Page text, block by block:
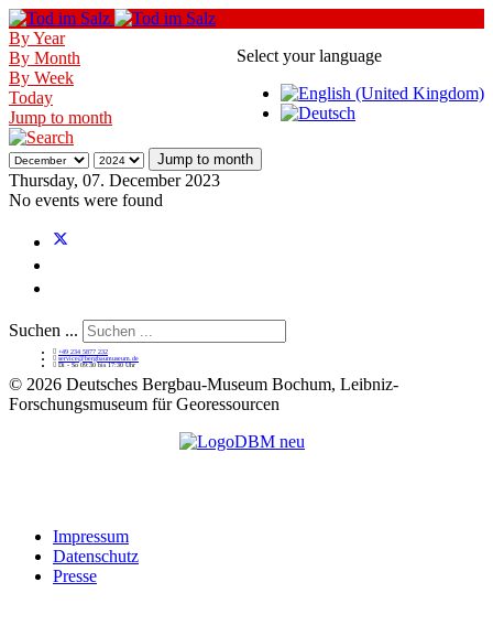
Select your language
By Year
By Month
By Week
Today
Jump to month
Jump to month
Thursday, 07. December 2023
No events were found
Suchen ...
+49 234 5877 232
service@bergbaumuseum.de
Di - So 09:30 bis 17:30 Uhr
© 2026 Deutsches Bergbau-Museum Bochum, Leibniz-
Forschungsmuseum für Georessourcen
Impressum
Datenschutz
Presse